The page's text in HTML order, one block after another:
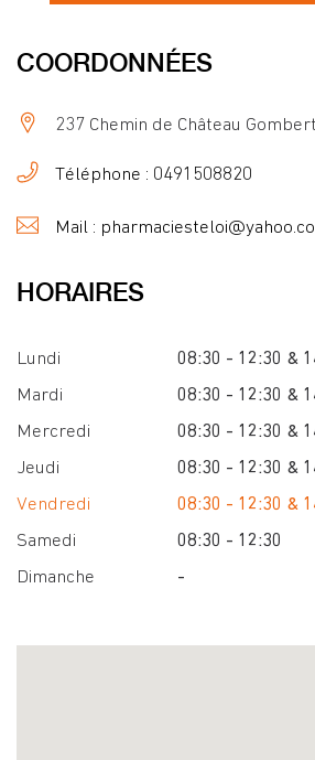
COORDONNÉES
237 Chemin de Château
Téléphone : 0491508820
Mail :
HORAIRES
Lundi
08:30 - 12:30 &
Mardi
08:30 - 12:30 &
Mercredi
08:30 - 12:30 &
Jeudi
08:30 - 12:30 &
Vendredi
08:30 - 12:30 &
Samedi
08:30 - 12:30
Dimanche
-